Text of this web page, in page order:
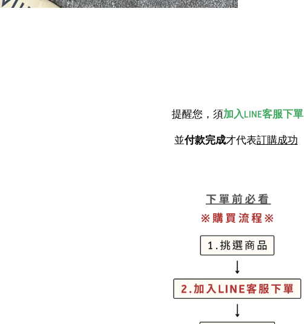
提醒您，須加入LINE客服下單
並付款完成才代表訂購成功